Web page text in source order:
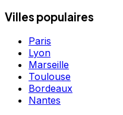
Villes populaires
Paris
Lyon
Marseille
Toulouse
Bordeaux
Nantes